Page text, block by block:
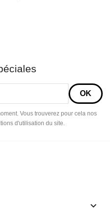
Vous trouverez pour cela nos
d'utilisation du site.
